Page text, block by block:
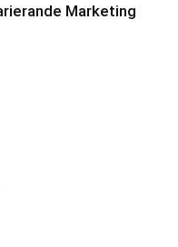
Marketing